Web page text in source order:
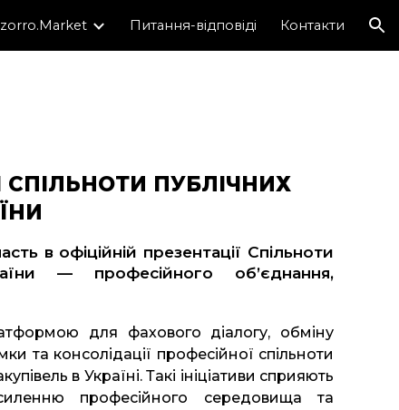
Питання-відповіді Контакти
СПІЛЬНОТИ ПУБЛІЧНИХ
в офіційній презентації Спільноти
— професійного об’єднання,
для фахового діалогу, обміну
та консолідації професійної спільноти
в Україні. Такі ініціативи сприяють
професійного середовища та